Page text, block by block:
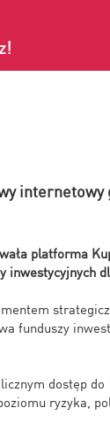
platforma
inwestycyjnych
funduszy
dostęp do
ryzyka,